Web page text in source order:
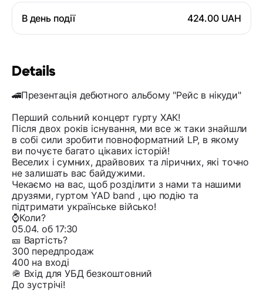
В день події 424.00 UAH
Details
🚄Презентація дебютного альбому "Рейс в нікуди"
Перший сольний концерт гурту ХАК!
Після двох років існування, ми все ж таки знайшли
в собі сили зробити повноформатний LP, в якому
ви почуєте багато цікавих історій!
Веселих і сумних, драйвових та ліричних, які точно
не залишать вас байдужими.
Чекаємо на вас, щоб розділити з нами та нашими
друзями, гуртом YAD band , цю подію та
підтримати українське військо!
⌚️Коли?
05.04. об 17:30
🎫 Вартість?
300 передпродаж
400 на вході
🪖 Вхід для УБД безкоштовний
До зустрічі!